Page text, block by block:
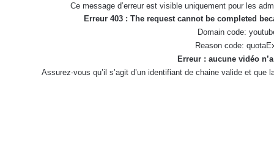
Ce message d’erreur est visible uniquement pour les
Erreur 403 : The request cannot be completed
Domain code:
Reason code:
Erreur : aucune vidéo
Assurez-vous qu’il s’agit d’un identifiant de chaine valide et